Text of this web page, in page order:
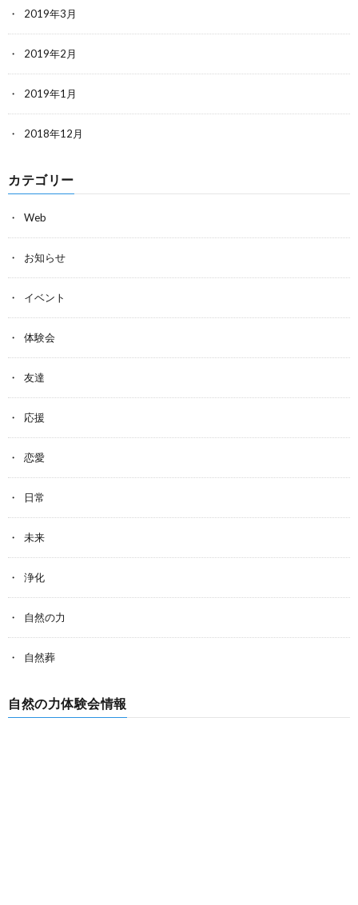
2019年3月
2019年2月
2019年1月
2018年12月
カテゴリー
Web
お知らせ
イベント
体験会
友達
応援
恋愛
日常
未来
浄化
自然の力
自然葬
自然の力体験会情報